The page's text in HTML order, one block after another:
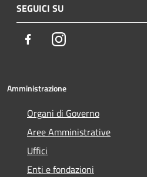
SEGUICI SU
FacebookInstagram
Amministrazione
Organi di Governo
Aree Amministrative
Uffici
Enti e fondazioni